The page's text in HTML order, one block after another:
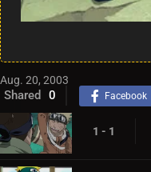
Aug. 20, 2003
Shared 0 Facebook
1 - 1